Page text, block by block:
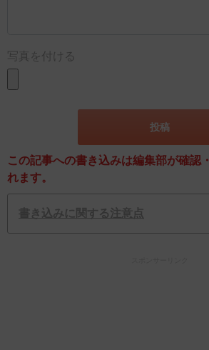
写真を付ける
この記事への書き込みは編集部が確認
れます。
書き込みに関する注意点